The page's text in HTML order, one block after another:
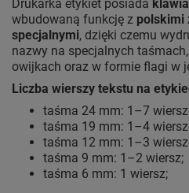
Drukarka etykiet posiada
wbudowaną funkcję z polskimi
specjalnymi, dzięki czemu
nazwy na specjalnych
owijkach oraz w formie flagi w
Liczba wierszy tekstu na
taśma 24 mm: 1–7
taśma 19 mm: 1–4
taśma 12 mm: 1–3
taśma 9 mm: 1–2 wiersz;
taśma 6 mm: 1 wiersz;